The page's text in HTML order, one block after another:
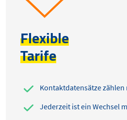
Flexible
Tarife
Kontaktdatensätze zählen
Jederzeit ist ein Wechsel